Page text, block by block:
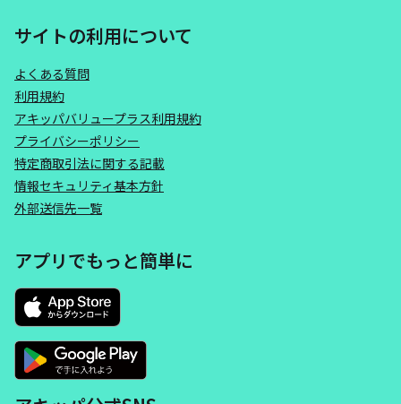
サイトの利用について
よくある質問
利用規約
アキッパバリュープラス利用規約
プライバシーポリシー
特定商取引法に関する記載
情報セキュリティ基本方針
外部送信先一覧
アプリでもっと簡単に